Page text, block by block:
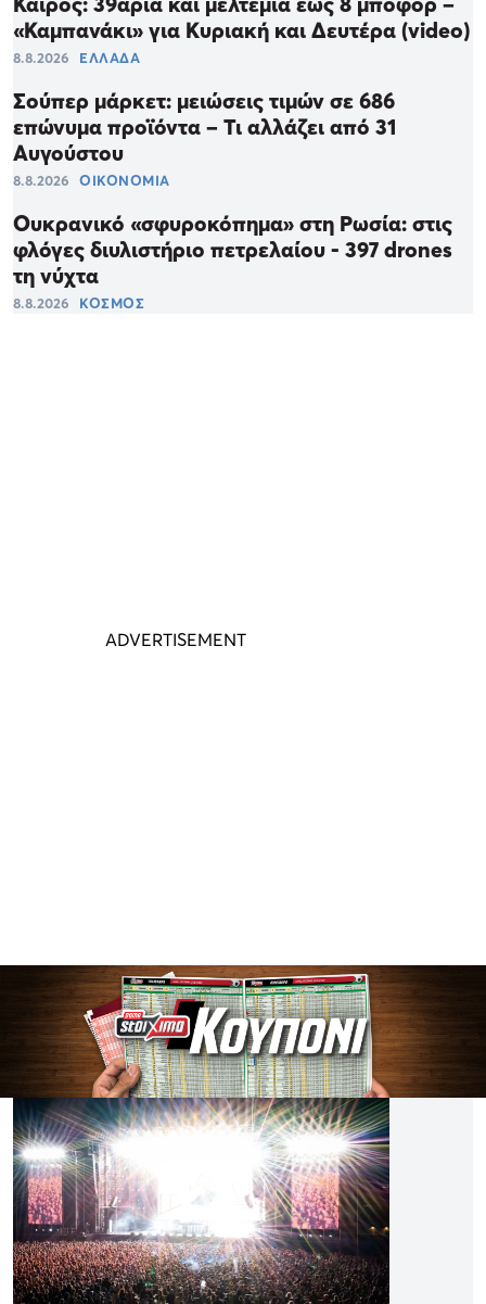
«Καμπανάκι» για Κυριακή και Δευτέρα (video)
8.8.2026 ΕΛΛΑΔΑ
Σούπερ μάρκετ: μειώσεις τιμών σε 686
επώνυμα προϊόντα – Τι αλλάζει από 31
Αυγούστου
8.8.2026 ΟΙΚΟΝΟΜΙΑ
Ουκρανικό «σφυροκόπημα» στη Ρωσία: στις
φλόγες διυλιστήριο πετρελαίου - 397 drones
τη νύχτα
8.8.2026 ΚΟΣΜΟΣ